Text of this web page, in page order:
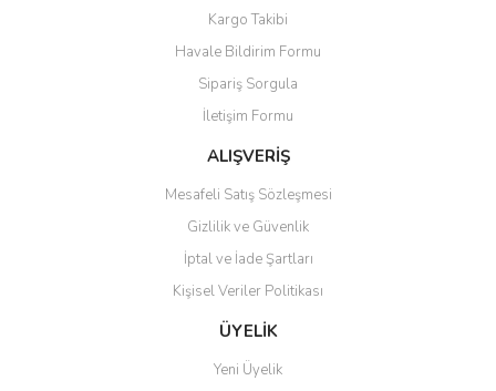
Ürün resmi kalitesiz, bozuk veya görüntülenemiyor.
Ürün açıklamasında eksik bilgiler bulunuyor.
Ürün bilgilerinde hatalar bulunuyor.
Ürün fiyatı diğer sitelerden daha pahalı.
Bu ürüne benzer farklı alternatifler olmalı.
Gönder
Kargo Takibi
Havale Bildirim Formu
Sipariş Sorgula
İletişim Formu
ALIŞVERİŞ
Mesafeli Satış Sözleşmesi
Gizlilik ve Güvenlik
İptal ve İade Şartları
Kişisel Veriler Politikası
ÜYELİK
Yeni Üyelik